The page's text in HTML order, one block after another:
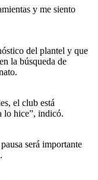
y me siento
del plantel y que
la búsqueda de
el club está
lo hice”, indicó.
será importante